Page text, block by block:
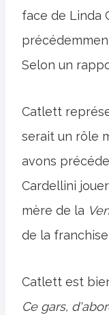
face de Linda
Selon un
Catlett
serait un rôle
avons
Cardellini
mère de la
de la
Catlett est
Ce gars,